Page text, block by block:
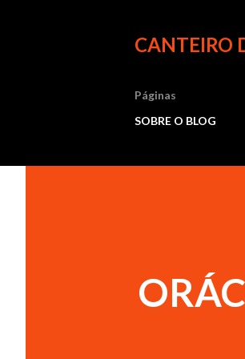
CANTEIRO
Páginas
SOBRE O BLOG